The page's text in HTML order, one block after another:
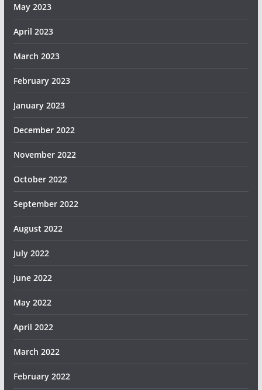
May 2023
April 2023
March 2023
February 2023
January 2023
December 2022
November 2022
October 2022
September 2022
August 2022
July 2022
June 2022
May 2022
April 2022
March 2022
February 2022